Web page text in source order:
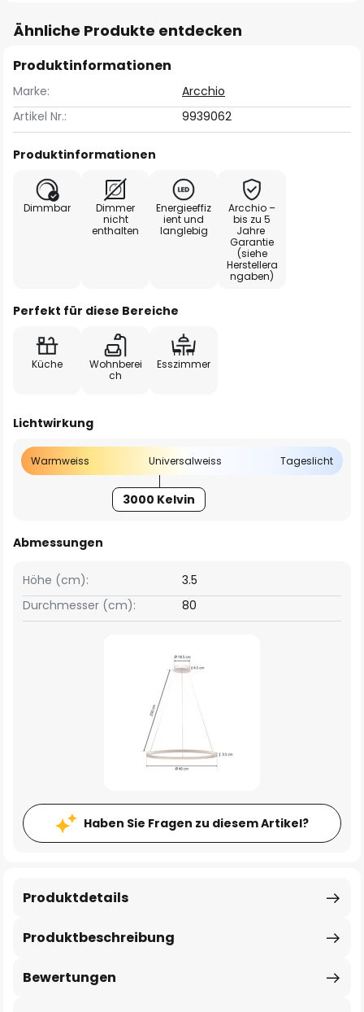
Ähnliche Produkte entdecken
Produktinformationen
Marke:
Arcchio
Artikel Nr.:
9939062
Produktinformationen
Dimmbar
Dimmer
nicht
enthalten
Energieeffiz
ient und
langlebig
Arcchio –
bis zu 5
Jahre
Garantie
(siehe
Herstellera
ngaben)
Perfekt für diese Bereiche
Küche
Wohnberei
ch
Esszimmer
Lichtwirkung
Warmweiss Universalweiss Tageslicht
3000 Kelvin
Abmessungen
Höhe (cm):
3.5
Durchmesser (cm):
80
Haben Sie Fragen zu diesem Artikel?
Produktbeschreibung
Produktdetails
Bewertungen